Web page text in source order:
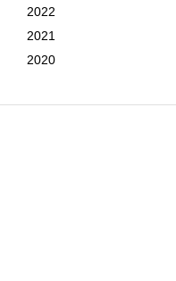
2022
2021
2020